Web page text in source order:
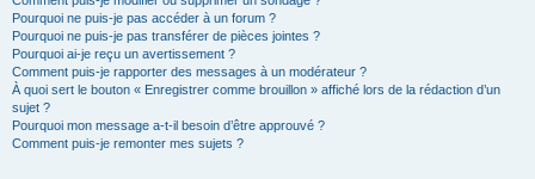
Pourquoi ne puis-je pas accéder à un forum ?
Pourquoi ne puis-je pas transférer de pièces jointes ?
Pourquoi ai-je reçu un avertissement ?
Comment puis-je rapporter des messages à un modérateur ?
À quoi sert le bouton « Enregistrer comme brouillon » affiché lors de la rédaction d’un
sujet ?
Pourquoi mon message a-t-il besoin d’être approuvé ?
Comment puis-je remonter mes sujets ?